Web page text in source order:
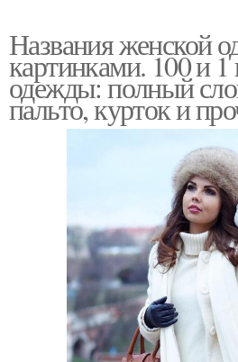
Названия женской
картинками. 100 и 1
одежды: полный
пальто, курток и